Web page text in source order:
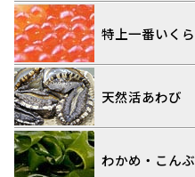
特上一番いくら
天然活あわび
わかめ・こんぶ